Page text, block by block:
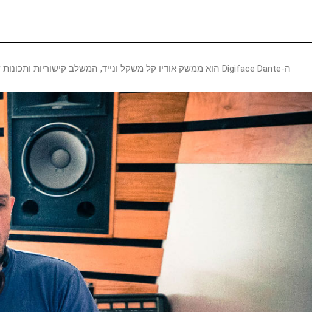
ה-Digiface Dante הוא ממשק אודיו קל משקל ונייד, המשלב קישוריות ותכונות של רשת Dante עם כל מה ש-RME מפורסם בו: USB 3, MADI, TotalMix FX ואפשרויות יוצאות דופן גם ב-USB וגם בפעולה עצמאית.